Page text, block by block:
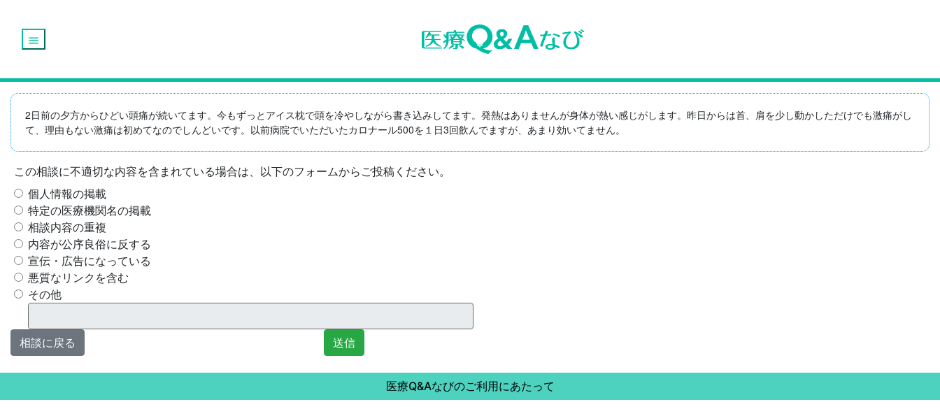
menu
2日前の夕方からひどい頭痛が続いてます。今もずっとアイス枕で頭を冷やしながら書き込みしてます。発熱はありませんが身体が熱い感じがします。昨日からは首、肩を少し動かしただけでも激痛がし
て、理由もない激痛は初めてなのでしんどいです。以前病院でいただいたカロナール500を１日3回飲んでますが、あまり効いてません。
この相談に不適切な内容を含まれている場合は、以下のフォームからご投稿ください。
個人情報の掲載
特定の医療機関名の掲載
相談内容の重複
内容が公序良俗に反する
宣伝・広告になっている
悪質なリンクを含む
その他
相談に戻る 送信
医療Q&Aなびのご利用にあたって